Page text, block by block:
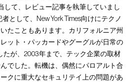
して、レビュー記事を執筆していまし
として、New York Times向けにテクノ
たこともあります。カリフォルニア州
ット・パッカードやグーグルが日常の
たが、2003年まで、テック企業の取材
でした。転機は、偶然にパロアルト合
クに重大なセキュリテイ上の問題があ